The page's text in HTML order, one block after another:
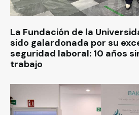
La Fundación de la
sido galardonada por su
seguridad laboral: 10 años
trabajo